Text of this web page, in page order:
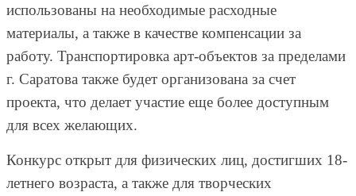
использованы на необходимые расходные
материалы, а также в качестве компенсации за
работу. Транспортировка арт-объектов за пределами
г. Саратова также будет организована за счет
проекта, что делает участие еще более доступным
для всех желающих.
Конкурс открыт для физических лиц, достигших 18-
летнего возраста, а также для творческих